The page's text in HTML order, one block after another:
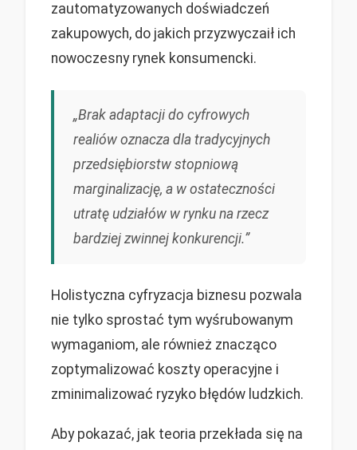
zautomatyzowanych doświadczeń
zakupowych, do jakich przyzwyczaił ich
nowoczesny rynek konsumencki.
„Brak adaptacji do cyfrowych
realiów oznacza dla tradycyjnych
przedsiębiorstw stopniową
marginalizację, a w ostateczności
utratę udziałów w rynku na rzecz
bardziej zwinnej konkurencji.”
Holistyczna cyfryzacja biznesu pozwala
nie tylko sprostać tym wyśrubowanym
wymaganiom, ale również znacząco
zoptymalizować koszty operacyjne i
zminimalizować ryzyko błędów ludzkich.
Aby pokazać, jak teoria przekłada się na